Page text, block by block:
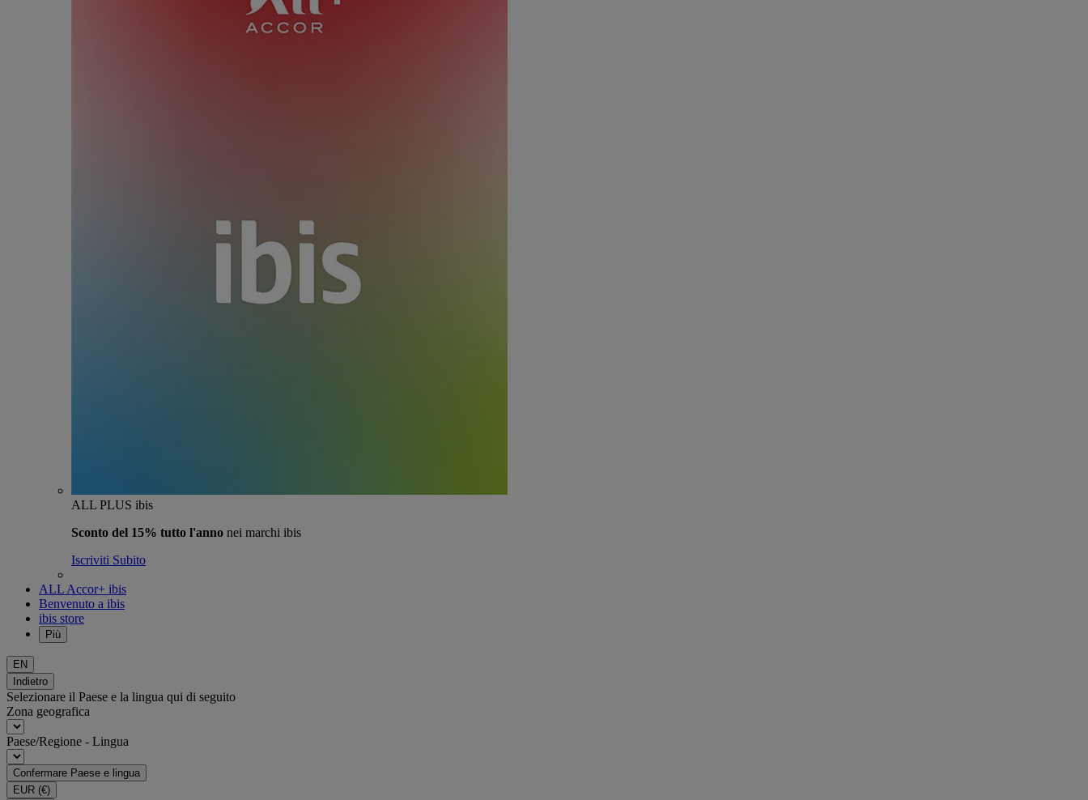
ALL PLUS ibis
Sconto del 15% tutto l'anno nei marchi ibis
Iscriviti Subito
ALL Accor+ ibis
Benvenuto a ibis
ibis store
Più
EN
Indietro
Selezionare il Paese e la lingua qui di seguito
Zona geografica
Paese/Regione - Lingua
Confermare Paese e lingua
EUR (€)